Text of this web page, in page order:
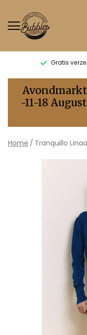
Gratis
Linaa
navy
-
Bubbles
-11-18
Home Tranquillo